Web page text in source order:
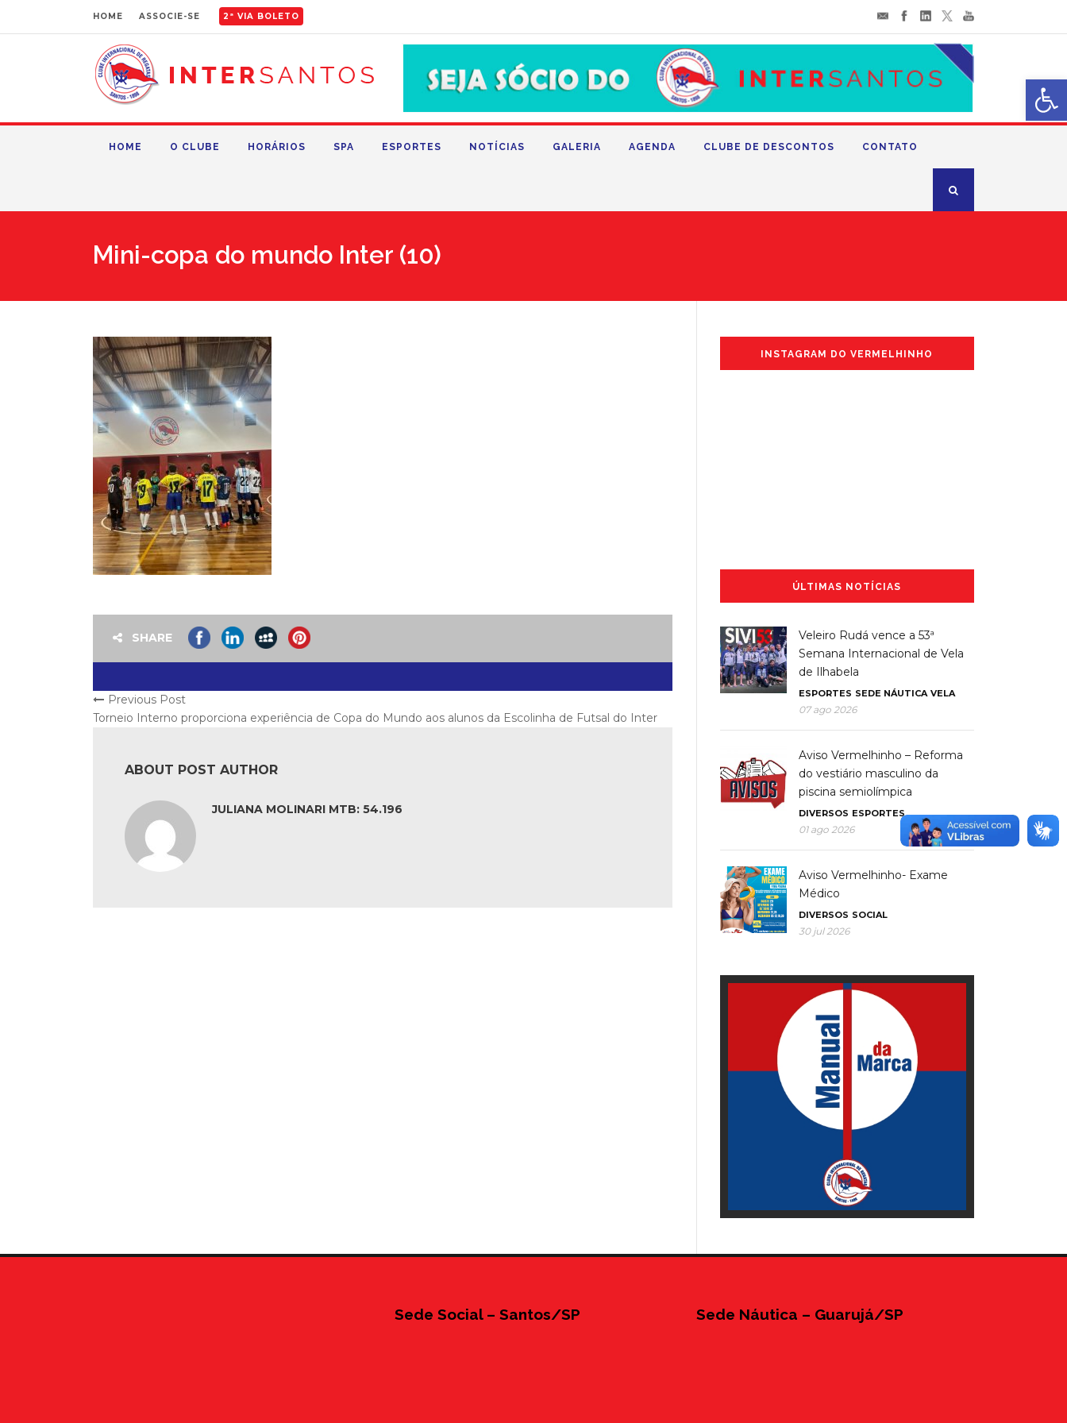
HOME ASSOCIE-SE 2ª VIA BOLETO
HOME O CLUBE HORÁRIOS SPA ESPORTES NOTÍCIAS GALERIA AGENDA CLUBE DE DESCONTOS CONTATO
Mini-copa do mundo Inter (10)
SHARE
Previous Post
Torneio Interno proporciona experiência de Copa do Mundo aos alunos da Escolinha de Futsal do Inter
ABOUT POST AUTHOR
JULIANA MOLINARI MTB: 54.196
INSTAGRAM DO VERMELHINHO
ÚLTIMAS NOTÍCIAS
Veleiro Rudá vence a 53ª
Semana Internacional de Vela
de Ilhabela
ESPORTES SEDE NÁUTICA VELA
07 ago 2026
Aviso Vermelhinho – Reforma
do vestiário masculino da
piscina semiolímpica
DIVERSOS ESPORTES
01 ago 2026
Aviso Vermelhinho- Exame
Médico
DIVERSOS SOCIAL
30 jul 2026
Sede Social – Santos/SP Sede Náutica – Guarujá/SP
Abrir